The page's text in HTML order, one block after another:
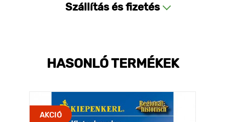
Szállítás és fizetés
HASONLÓ TERMÉKEK
AKCIÓ